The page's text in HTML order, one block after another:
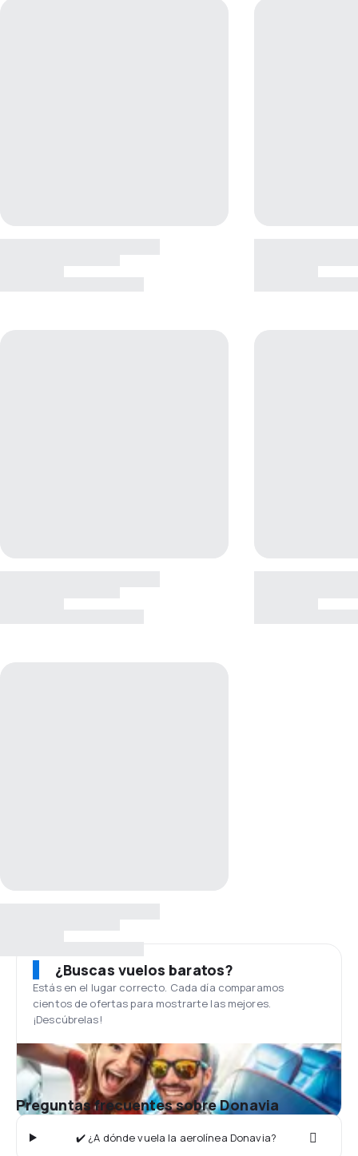
¿Buscas vuelos baratos?
Estás en el lugar correcto. Cada día comparamos
cientos de ofertas para mostrarte las mejores.
¡Descúbrelas!
Preguntas frecuentes sobre Donavia
✔️ ¿A dónde vuela la aerolínea Donavia?